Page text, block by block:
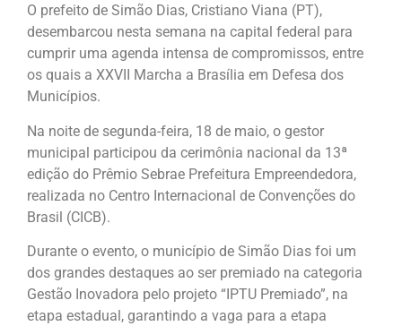
O prefeito de Simão Dias, Cristiano Viana (PT),
desembarcou nesta semana na capital federal para
cumprir uma agenda intensa de compromissos, entre
os quais a XXVII Marcha a Brasília em Defesa dos
Municípios.
Na noite de segunda-feira, 18 de maio, o gestor
municipal participou da cerimônia nacional da 13ª
edição do Prêmio Sebrae Prefeitura Empreendedora,
realizada no Centro Internacional de Convenções do
Brasil (CICB).
Durante o evento, o município de Simão Dias foi um
dos grandes destaques ao ser premiado na categoria
Gestão Inovadora pelo projeto “IPTU Premiado”, na
etapa estadual, garantindo a vaga para a etapa